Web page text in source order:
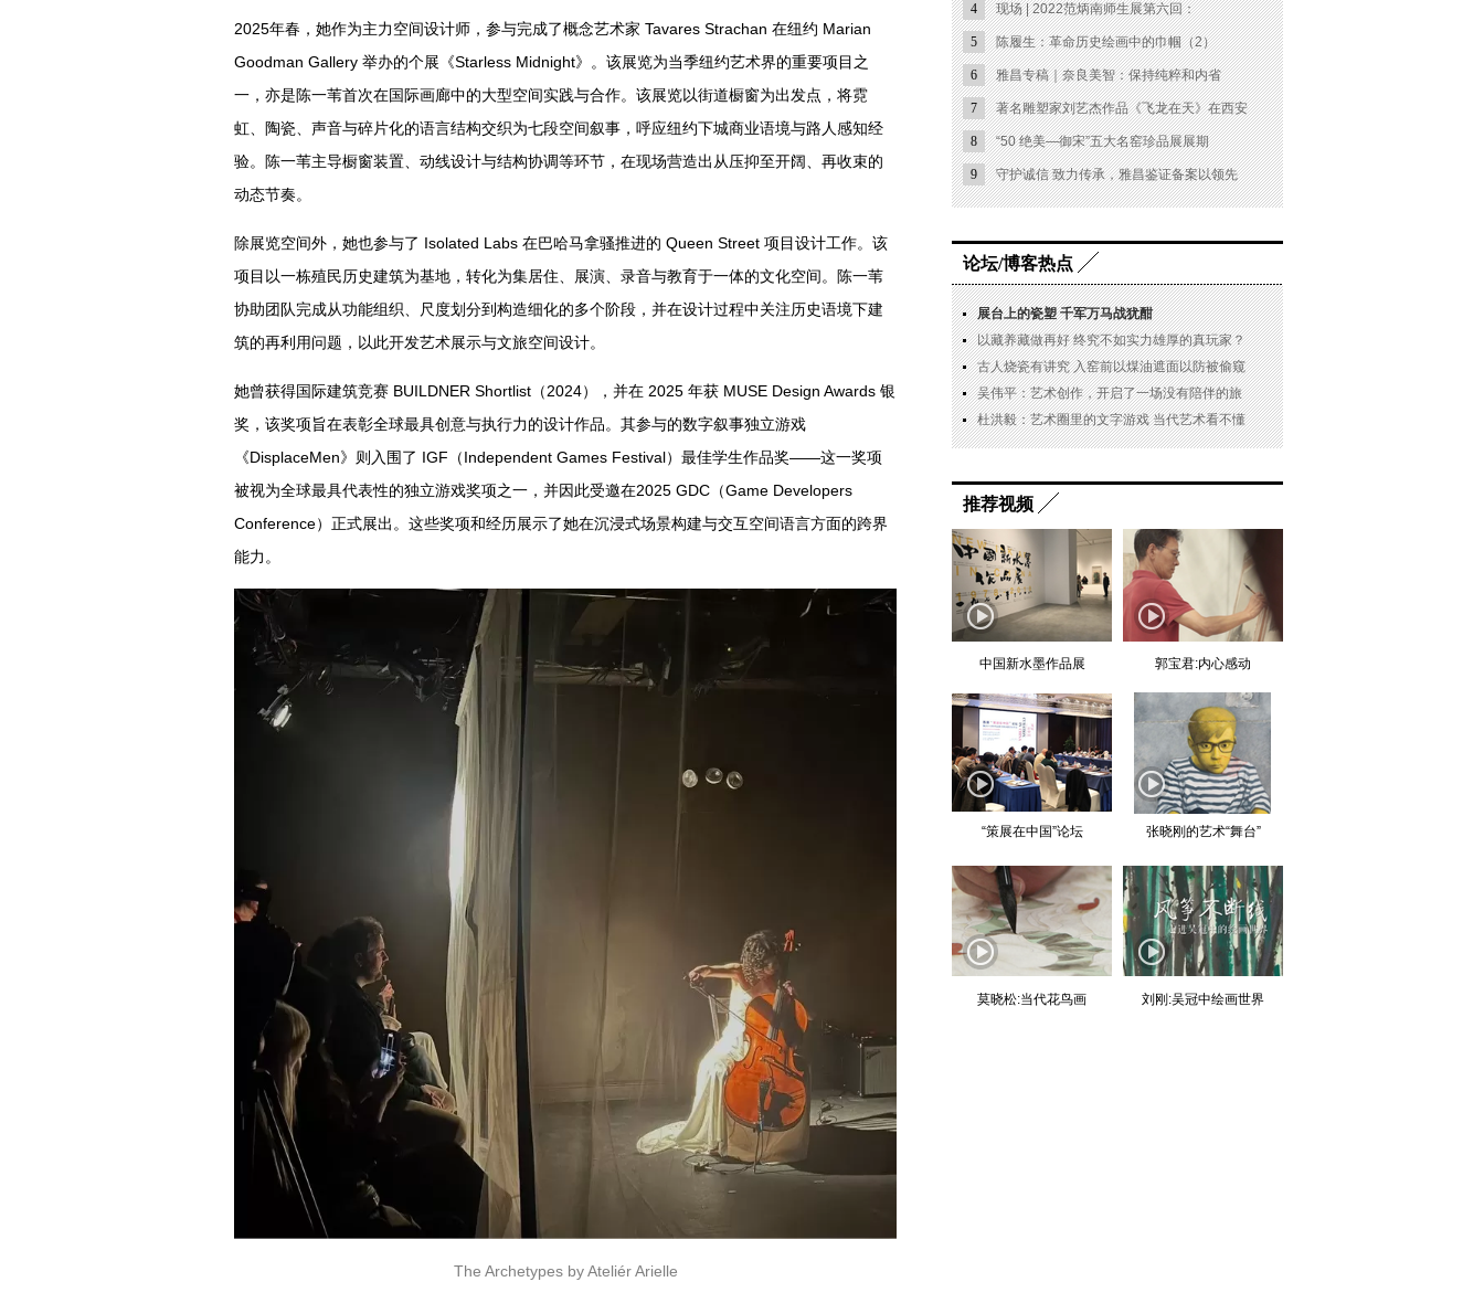
2025年春，她作为主力空间设计师，参与完成了概念艺术家 Tavares Strachan 在纽约 Marian
Goodman Gallery 举办的个展《Starless Midnight》。该展览为当季纽约艺术界的重要项目之
一，亦是陈一苇首次在国际画廊中的大型空间实践与合作。该展览以街道橱窗为出发点，将霓
虹、陶瓷、声音与碎片化的语言结构交织为七段空间叙事，呼应纽约下城商业语境与路人感知经
验。陈一苇主导橱窗装置、动线设计与结构协调等环节，在现场营造出从压抑至开阔、再收束的
动态节奏。
除展览空间外，她也参与了 Isolated Labs 在巴哈马拿骚推进的 Queen Street 项目设计工作。该
项目以一栋殖民历史建筑为基地，转化为集居住、展演、录音与教育于一体的文化空间。陈一苇
协助团队完成从功能组织、尺度划分到构造细化的多个阶段，并在设计过程中关注历史语境下建
筑的再利用问题，以此开发艺术展示与文旅空间设计。
她曾获得国际建筑竞赛 BUILDNER Shortlist（2024），并在 2025 年获 MUSE Design Awards 银
奖，该奖项旨在表彰全球最具创意与执行力的设计作品。其参与的数字叙事独立游戏
《DisplaceMen》则入围了 IGF（Independent Games Festival）最佳学生作品奖——这一奖项
被视为全球最具代表性的独立游戏奖项之一，并因此受邀在2025 GDC（Game Developers
Conference）正式展出。这些奖项和经历展示了她在沉浸式场景构建与交互空间语言方面的跨界
能力。
The Archetypes by Ateliér Arielle
4 现场 | 2022范炳南师生展第六回：
5 陈履生：革命历史绘画中的巾帼（2）
6 雅昌专稿｜奈良美智：保持纯粹和内省
7 著名雕塑家刘艺杰作品《飞龙在天》在西安
8 “50 绝美—御宋”五大名窑珍品展展期
9 守护诚信 致力传承，雅昌鉴证备案以领先
论坛/博客热点
展台上的瓷塑 千军万马战犹酣
以藏养藏做再好 终究不如实力雄厚的真玩家？
古人烧瓷有讲究 入窑前以煤油遮面以防被偷窥
吴伟平：艺术创作，开启了一场没有陪伴的旅
杜洪毅：艺术圈里的文字游戏 当代艺术看不懂
推荐视频
中国新水墨作品展 郭宝君:内心感动
“策展在中国”论坛 张晓刚的艺术“舞台”
莫晓松:当代花鸟画 刘刚:吴冠中绘画世界